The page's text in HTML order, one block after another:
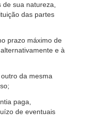
sua natureza,
das partes
prazo máximo de
e à
da mesma
paga,
de eventuais